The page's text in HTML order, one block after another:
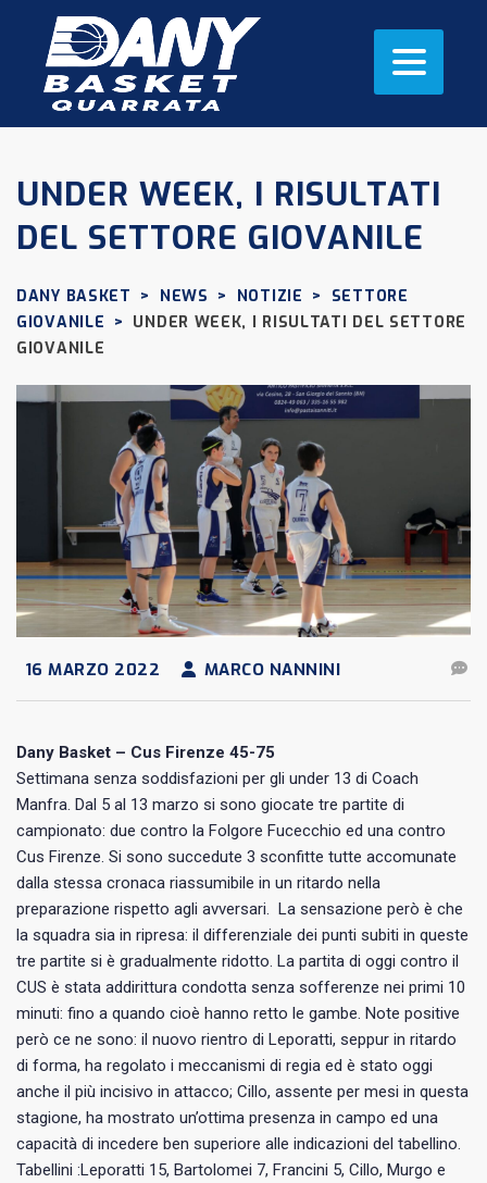
UNDER WEEK, I RISULTATI
DEL SETTORE GIOVANILE
DANY BASKET > NEWS > NOTIZIE >
SETTORE
GIOVANILE > UNDER WEEK, I RISULTATI DEL SETTORE
GIOVANILE
16 MARZO 2022 MARCO NANNINI
Dany Basket – Cus Firenze 45-75
Settimana senza soddisfazioni per gli under 13 di Coach
Manfra. Dal 5 al 13 marzo si sono giocate tre partite di
campionato: due contro la Folgore Fucecchio ed una contro
Cus Firenze. Si sono succedute 3 sconfitte tutte accomunate
dalla stessa cronaca riassumibile in un ritardo nella
preparazione rispetto agli avversari. La sensazione però è che
la squadra sia in ripresa: il differenziale dei punti subiti in queste
tre partite si è gradualmente ridotto. La partita di oggi contro il
CUS è stata addirittura condotta senza sofferenze nei primi 10
minuti: fino a quando cioè hanno retto le gambe. Note positive
però ce ne sono: il nuovo rientro di Leporatti, seppur in ritardo
di forma, ha regolato i meccanismi di regia ed è stato oggi
anche il più incisivo in attacco; Cillo, assente per mesi in questa
stagione, ha mostrato un’ottima presenza in campo ed una
capacità di incedere ben superiore alle indicazioni del tabellino.
Tabellini :Leporatti 15, Bartolomei 7, Francini 5, Cillo, Murgo e